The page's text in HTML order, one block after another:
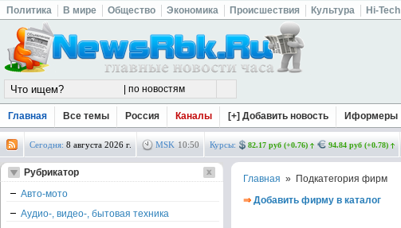
Политика В мире Общество Экономика Происшествия Культура Hi-Tech
Главная Все темы Россия Каналы [+] Добавить новость Иформеры
Сегодня: 8 августа 2026 г. MSK 10:50 Курсы: 82.17 руб (+0.76) 94.84 руб (+0.78)
Главная » Подкатегория фирм
⇒ Добавить фирму в каталог
Рубрикатор
Авто-мото
Аудио-, видео-, бытовая техника